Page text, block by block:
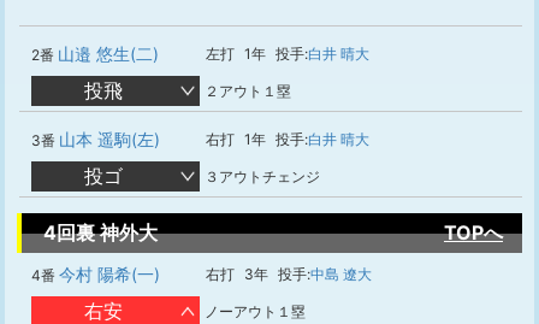
2番 山邉 悠生(二) 左打 1年 投手:白井 晴大
投飛 ２アウト１塁
3番 山本 遥駒(左) 右打 1年 投手:白井 晴大
投ゴ ３アウトチェンジ
4回裏 神外大 TOPへ
4番 今村 陽希(一) 右打 3年 投手:中島 遼大
右安 ノーアウト１塁